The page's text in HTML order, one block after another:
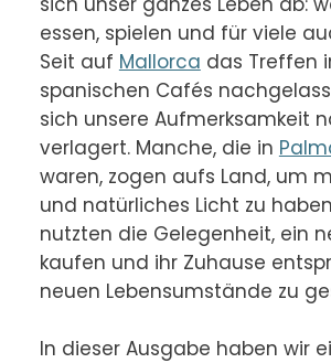
essen, spielen und für viele
Seit auf Mallorca das Treffen
spanischen Cafés
sich unsere Aufmerksamkeit
verlagert. Manche, die in
waren, zogen aufs Land, um
und natürliches Licht zu
nutzten die Gelegenheit, ein
kaufen und ihr Zuhause
neuen Lebensumstände zu
In dieser Ausgabe haben wir